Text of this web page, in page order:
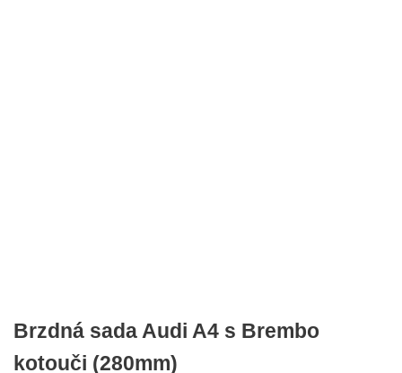
Brzdná sada Audi A4 s Brembo
kotouči (280mm)